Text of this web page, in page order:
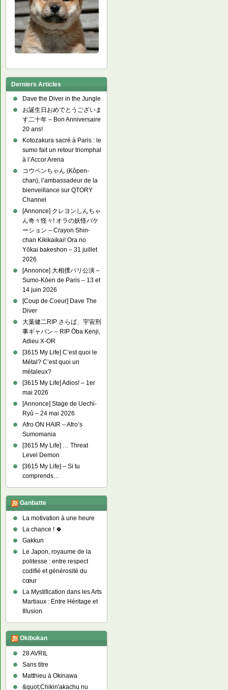
Derniers Articles
Dave the Diver in the Jungle
お誕生日おめでとうございま
す二十年 – Bon Anniversaire
20 ans!
Kotozakura sacré à Paris : le
sumo fait un retour triomphal
à l’Accor Arena
コウペンちゃん (Kôpen-
chan), l’ambassadeur de la
bienveillance sur QTORY
Channel
[Annonce] クレヨンしんちゃ
ん奇々怪々! オラの妖怪バケ
ーション – Crayon Shin-
chan Kikikaikai! Ora no
Yōkai bakeshon – 31 juillet
2026
[Annonce] 大相撲パリ公演 –
Sumo-Kōen de Paris – 13 et
14 juin 2026
[Coup de Coeur] Dave The
Diver
大葉健二RIP さらば、宇宙刑
事ギャバン – RIP Ōba Kenji,
Adieu X-OR
[3615 My Life] C’est quoi le
Métal? C’est quoi un
métaleux?
[3615 My Life] Adios! – 1er
mai 2026
[Annonce] Stage de Uechi-
Ryû – 24 mai 2026
Afro ON HAIR – Afro’s
Sumomania
[3615 My Life] … Threat
Level Demon
[3615 My Life] – Si tu
comprends…
Ganbatte
La motivation à une heure
La chance ! 🍀
Gakkun
Le Japon, royaume de la
politesse : entre respect
codifié et générosité du
cœur
La Mystification dans les Arts
Martiaux : Entre Héritage et
Illusion
Okibukan
28 AVRIL
Sans titre
Matthieu à Okinawa
&quot;Chikin'akachu nu